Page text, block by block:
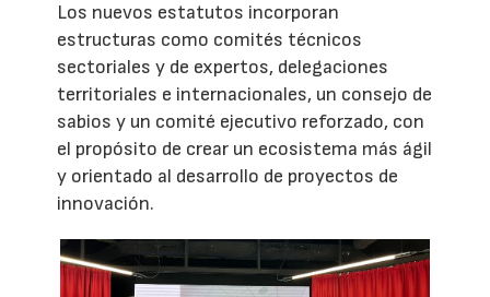
Los nuevos estatutos incorporan
estructuras como comités técnicos
sectoriales y de expertos, delegaciones
territoriales e internacionales, un consejo de
sabios y un comité ejecutivo reforzado, con
el propósito de crear un ecosistema más ágil
y orientado al desarrollo de proyectos de
innovación.